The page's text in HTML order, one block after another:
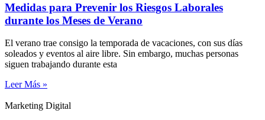
Medidas para Prevenir los Riesgos Laborales
durante los Meses de Verano
El verano trae consigo la temporada de vacaciones, con sus días
soleados y eventos al aire libre. Sin embargo, muchas personas
siguen trabajando durante esta
Leer Más »
Marketing Digital